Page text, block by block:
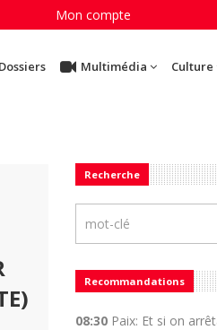
Mon compte
Multimédia Culture
Recherche
Recommandations
08:30Paix: Et si on